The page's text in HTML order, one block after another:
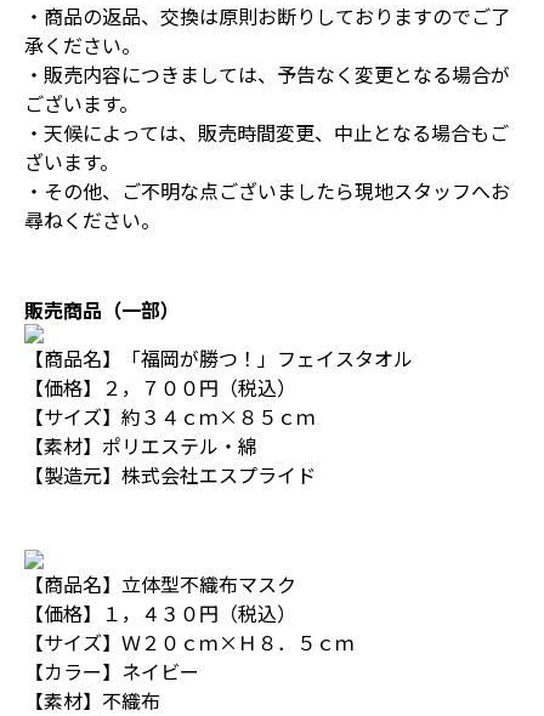
・商品の返品、交換は原則お断りしておりますのでご了
承ください。
・販売内容につきましては、予告なく変更となる場合が
ございます。
・天候によっては、販売時間変更、中止となる場合もご
ざいます。
・その他、ご不明な点ございましたら現地スタッフへお
尋ねください。
販売商品（一部）
【商品名】「福岡が勝つ！」フェイスタオル
【価格】２，７００円（税込）
【サイズ】約３４ｃｍ×８５ｃｍ
【素材】ポリエステル・綿
【製造元】株式会社エスプライド
【商品名】立体型不織布マスク
【価格】１，４３０円（税込）
【サイズ】Ｗ２０ｃｍ×Ｈ８．５ｃｍ
【カラー】ネイビー
【素材】不織布